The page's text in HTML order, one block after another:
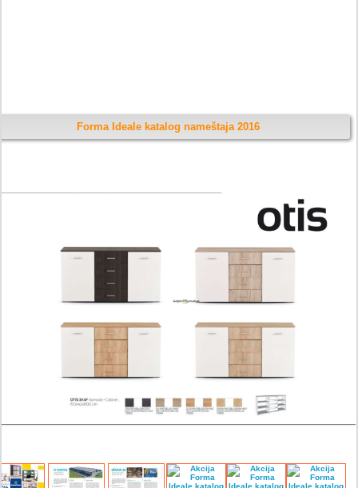
Forma Ideale katalog nameštaja 2016